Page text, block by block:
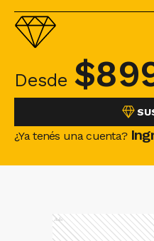
Desde $
¿Ya tenés una cuenta?
Ads